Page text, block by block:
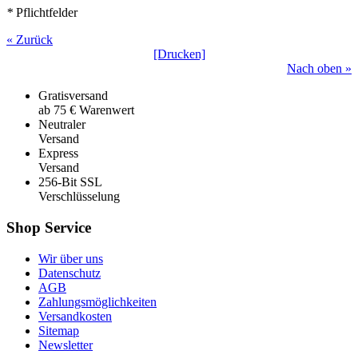
* Pflichtfelder
« Zurück
[Drucken]
Nach oben »
Gratisversand
ab 75 € Warenwert
Neutraler
Versand
Express
Versand
256-Bit SSL
Verschlüsselung
Shop Service
Wir über uns
Datenschutz
AGB
Zahlungsmöglichkeiten
Versandkosten
Sitemap
Newsletter